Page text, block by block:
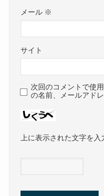
メール ※
サイト
次回のコメントで使
の名前、メールアド
上に表示された文字を入